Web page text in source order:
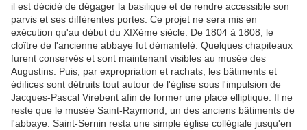
il est décidé de dégager la basilique et de rendre accessible son
parvis et ses différentes portes. Ce projet ne sera mis en
exécution qu'au début du XIXème siècle. De 1804 à 1808, le
cloître de l'ancienne abbaye fut démantelé. Quelques chapiteaux
furent conservés et sont maintenant visibles au musée des
Augustins. Puis, par expropriation et rachats, les bâtiments et
édifices sont détruits tout autour de l'église sous l'impulsion de
Jacques-Pascal Virebent afin de former une place elliptique. Il ne
reste que le musée Saint-Raymond, un des anciens bâtiments de
l'abbaye. Saint-Sernin resta une simple église collégiale jusqu'en